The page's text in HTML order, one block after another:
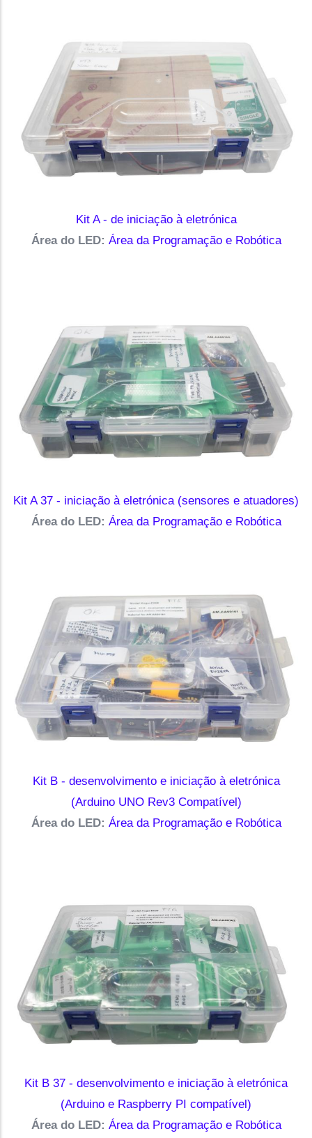
Kit A - de iniciação à eletrónica
Área do LED: Área da Programação e Robótica
Kit A 37 - iniciação à eletrónica (sensores e atuadores)
Área do LED: Área da Programação e Robótica
Kit B - desenvolvimento e iniciação à eletrónica
(Arduino UNO Rev3 Compatível)
Área do LED: Área da Programação e Robótica
Kit B 37 - desenvolvimento e iniciação à eletrónica
(Arduino e Raspberry PI compatível)
Área do LED: Área da Programação e Robótica